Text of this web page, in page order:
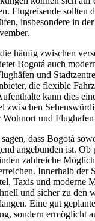
Flugreisende sollten
insbesondere in
häufig zwischen
Bogotá auch
und
die flexible
kann dies
zwischen
Wohnort und
dass Bogotá
angebunden ist. Ob
zahlreiche
Innerhalb der
Taxis und moderne
und sicher zu den
Eine gut
sondern ermöglicht